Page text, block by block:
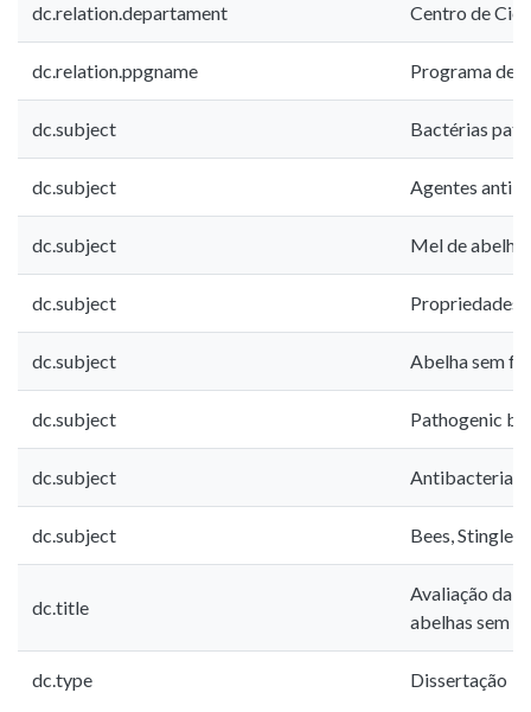
dc.relation.departament Centro de
dc.relation.ppgname Programa de
dc.subject Bactérias
dc.subject Agentes
dc.subject Mel de abelha
dc.subject Propriedades
dc.subject Abelha sem
dc.subject Pathogenic
dc.subject Antibacterial
dc.subject Bees, Stingless
dc.title
Avaliação da
abelhas sem
dc.type Dissertação